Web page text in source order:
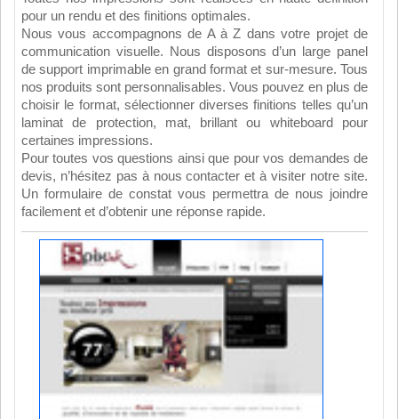
pour un rendu et des finitions optimales.
Nous vous accompagnons de A à Z dans votre projet de
communication visuelle. Nous disposons d’un large panel
de support imprimable en grand format et sur-mesure. Tous
nos produits sont personnalisables. Vous pouvez en plus de
choisir le format, sélectionner diverses finitions telles qu’un
laminat de protection, mat, brillant ou whiteboard pour
certaines impressions.
Pour toutes vos questions ainsi que pour vos demandes de
devis, n’hésitez pas à nous contacter et à visiter notre site.
Un formulaire de constat vous permettra de nous joindre
facilement et d’obtenir une réponse rapide.